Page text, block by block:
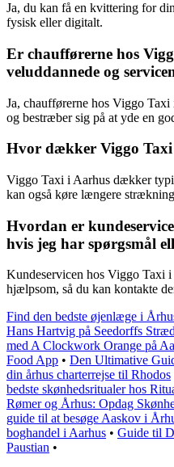
Ja, du kan få en kvittering for
fysisk eller digitalt.
Er chaufførerne hos
veluddannede og
Ja, chaufførerne hos Viggo
og bestræber sig på at yde en
Hvor dækker Viggo
Viggo Taxi i Aarhus dækker
kan også køre længere
Hvordan er
hvis jeg har spørgsmål
Kundeservicen hos Viggo Taxi
hjælpsom, så du kan kontakte
Find den bedste øjenlæge i
Hans Hartvig på Seedorffs
med A Clockwork Orange på
Food App • Den Ultimative
din århus charterrejse til Rhodos
bedste skønhedsritualer hos
Rømer og Århus: Opdag
guide til at besøge Aaskov i
boghandel i Aarhus • Guide til
Paustian •